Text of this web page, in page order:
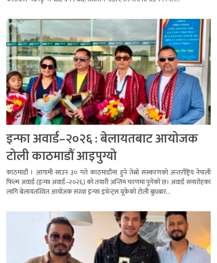
इन्फा अवार्ड–२०२६ : बेलायतबाट आयोजक
टोली काठमाडौं आइपुग्यो
काठमाडौं । आगामी साउन ३० गते काठमाडौंमा हुने तेस्रो संस्करणको अन्तर्राष्ट्रिय नेपाली
फिल्म अवार्ड (इन्फा अवार्ड–२०२६) को तयारी अन्तिम चरणमा पुगेको छ। अवार्ड समारोहका
लागि बेलायतस्थित आयोजक संस्था इन्फा इभेन्ट्स यूकेको टोली बुधबार...